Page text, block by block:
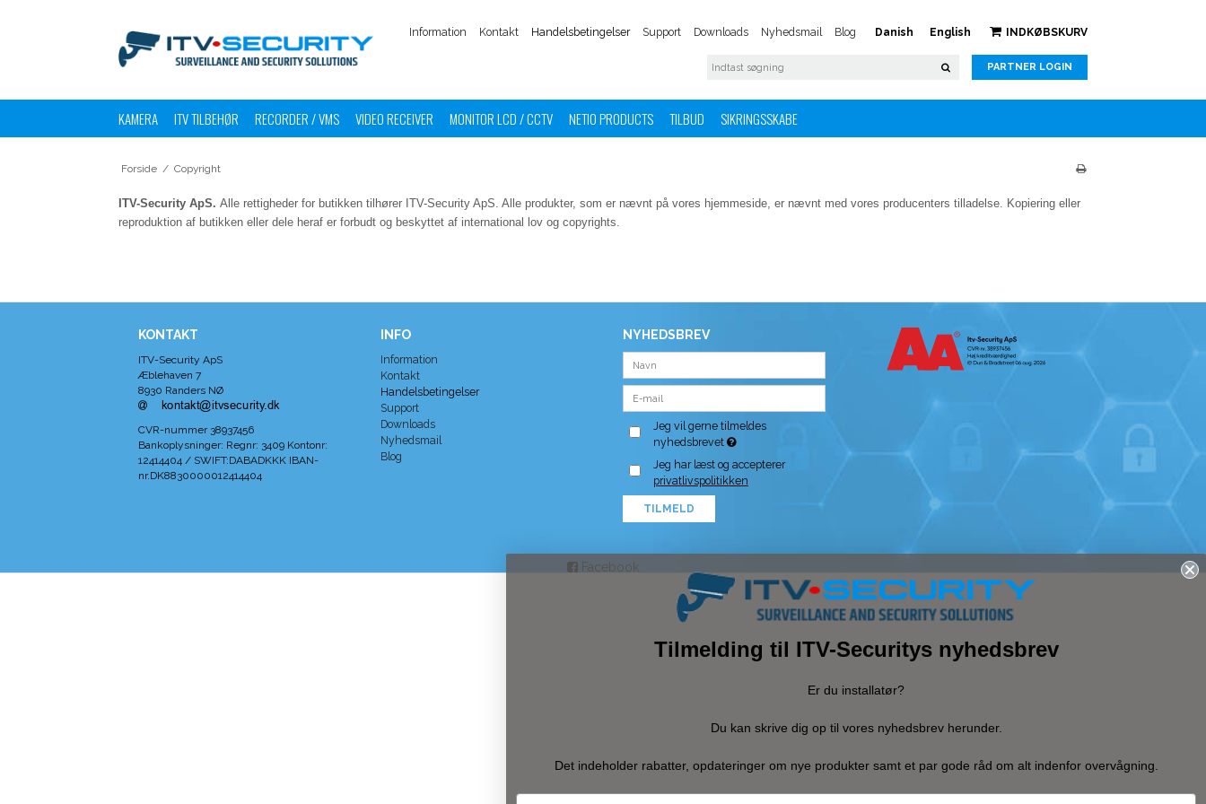
Information Kontakt Handelsbetingelser Support Downloads Nyhedsmail Blog Danish English INDKØBSKURV
PARTNER LOGIN
KAMERA ITV TILBEHØR RECORDER / VMS VIDEO RECEIVER MONITOR LCD / CCTV NETIO PRODUCTS TILBUD SIKRINGSSKABE
Forside / Copyright
ITV-Security ApS. Alle rettigheder for butikken tilhører ITV-Security ApS. Alle produkter, som er nævnt på vores hjemmeside, er nævnt med vores producenters tilladelse. Kopiering eller
reproduktion af butikken eller dele heraf er forbudt og beskyttet af international lov og copyrights.
KONTAKT
ITV-Security ApS
Æblehaven 7
8930 Randers NØ
CVR-nummer38937456
Bankoplysninger: Regnr: 3409 Kontonr:
12414404 / SWIFT:DABADKKK IBAN-
nr.DK8830000012414404
INFO
Information
Kontakt
Handelsbetingelser
Support
Downloads
Nyhedsmail
Blog
NYHEDSBREV
Jeg vil gerne tilmeldes
nyhedsbrevet
Jeg har læst og accepterer
privatlivspolitikken
TILMELD
Facebook
Tilmelding til ITV-Securitys nyhedsbrev
Er du installatør?
Du kan skrive dig op til vores nyhedsbrev herunder.
Det indeholder rabatter, opdateringer om nye produkter samt et par gode råd om alt indenfor overvågning.